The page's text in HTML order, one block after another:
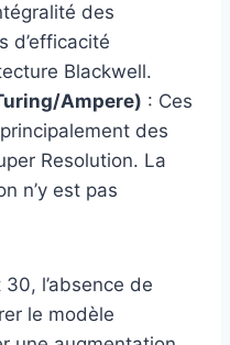
des
d’efficacité
Blackwell.
Ampere) : Ces
des
Resolution. La
n’y est pas
l’absence de
le modèle